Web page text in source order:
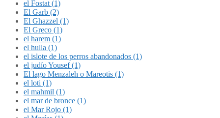
el Fostat (1)
El Garb (2)
El Ghazzel (1)
El Greco (1)
el harem (1)
el hulla (1)
el islote de los perros abandonados (1)
el judío Yousef (1)
El lago Menzaleh o Mareotis (1)
el loti (1)
el mahmil (1)
el mar de bronce (1)
el Mar Rojo (1)